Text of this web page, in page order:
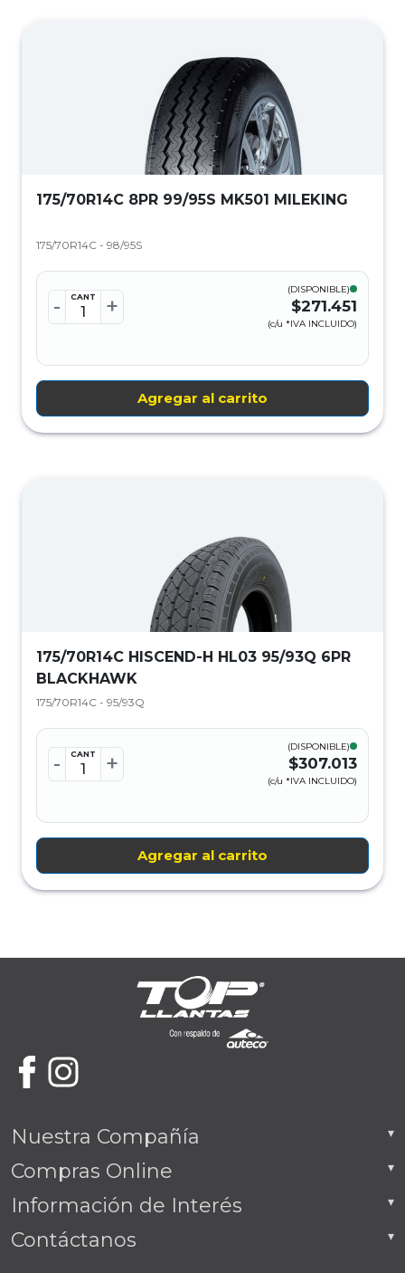
175/70R14C 8PR 99/95S MK501 MILEKING
175/70R14C - 98/95S
- CANT +
(DISPONIBLE)
$271.451
(c/u *IVA INCLUIDO)
Agregar al carrito
175/70R14C HISCEND-H HL03 95/93Q 6PR
BLACKHAWK
175/70R14C - 95/93Q
- CANT +
(DISPONIBLE)
$307.013
(c/u *IVA INCLUIDO)
Agregar al carrito
Nuestra Compañía
Compras Online
Información de Interés
Contáctanos